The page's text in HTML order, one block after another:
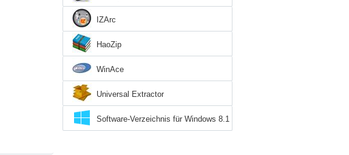
IZArc
HaoZip
WinAce
Universal Extractor
Software-Verzeichnis für Windows 8.1